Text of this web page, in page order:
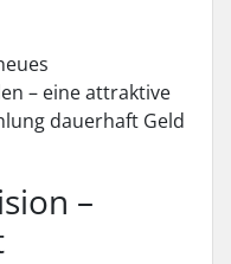
– eine attraktive
dauerhaft Geld
–